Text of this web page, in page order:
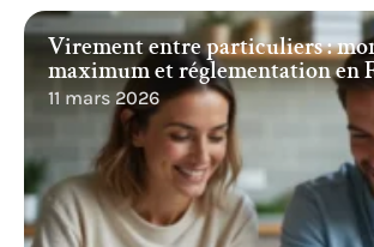
Virement entre particuliers :
maximum et réglementation en
11 mars 2026